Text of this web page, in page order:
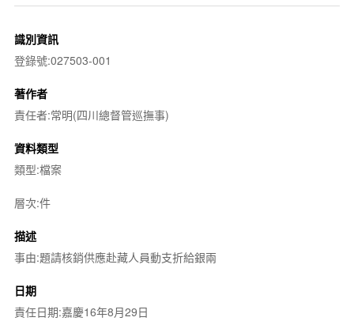
識別資訊
登錄號:027503-001
著作者
責任者:常明(四川總督管巡撫事)
資料類型
類型:檔案
層次:件
描述
事由:題請核銷供應赴藏人員動支折給銀兩
日期
責任日期:嘉慶16年8月29日